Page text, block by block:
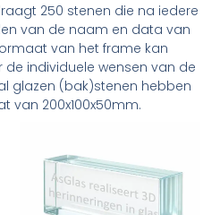
250 stenen die na iedere
van de naam en data van
van het frame kan
individuele wensen van de
glazen (bak)stenen hebben
van 200x100x50mm.